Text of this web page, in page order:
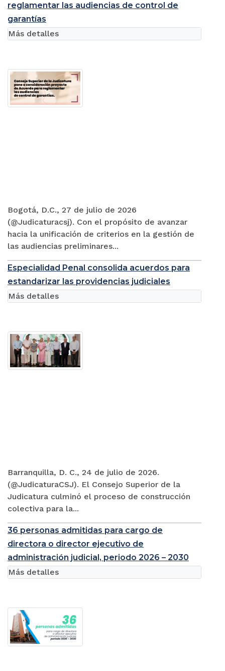
reglamentar las audiencias de control de
garantías
Bogotá, D.C., 27 de julio de 2026
(@Judicaturacsj). Con el propósito de avanzar
hacia la unificación de criterios en la gestión de
las audiencias preliminares...
Más detalles
Especialidad Penal consolida acuerdos para
estandarizar las providencias judiciales
Barranquilla, D. C., 24 de julio de 2026.
(@JudicaturaCSJ). El Consejo Superior de la
Judicatura culminó el proceso de construcción
colectiva para la...
Más detalles
36 personas admitidas para cargo de
directora o director ejecutivo de
administración judicial, periodo 2026 – 2030
Más detalles